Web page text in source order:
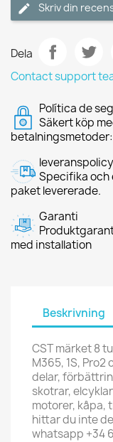
Skriv din
Dela
Contact support
Política de
Säkert köp
betalningsmetoder:
leveranspolicy
Specifika och
paket levererade.
Garanti
med installation
Beskrivning
CST märket 8
M365, 1S,
delar,
skotrar,
motorer, kåpa,
hittar du inte
whatsapp +34